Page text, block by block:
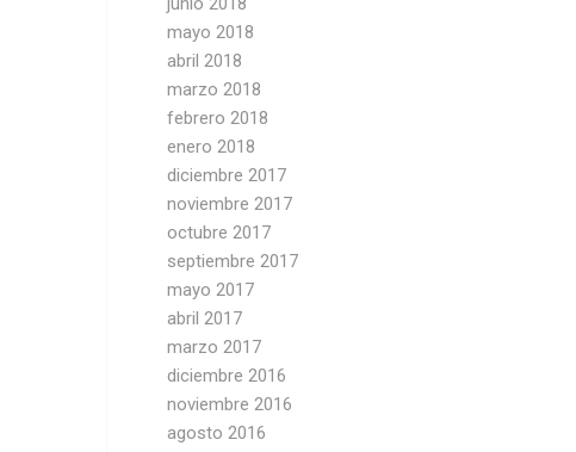
mayo 2018
abril 2018
marzo 2018
febrero 2018
enero 2018
diciembre 2017
noviembre 2017
octubre 2017
septiembre 2017
mayo 2017
abril 2017
marzo 2017
diciembre 2016
noviembre 2016
agosto 2016